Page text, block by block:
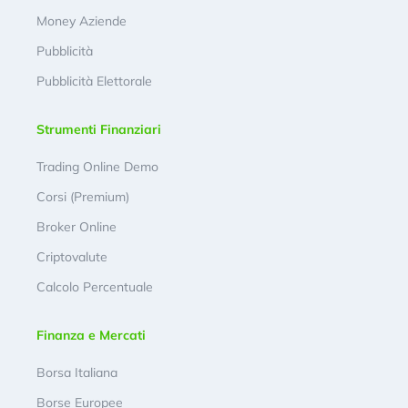
Money Aziende
Pubblicità
Pubblicità Elettorale
Strumenti Finanziari
Trading Online Demo
Corsi (Premium)
Broker Online
Criptovalute
Calcolo Percentuale
Finanza e Mercati
Borsa Italiana
Borse Europee